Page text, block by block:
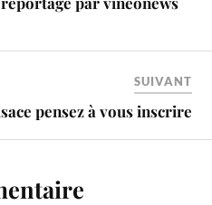
SUIVANT
pensez à vous inscrire